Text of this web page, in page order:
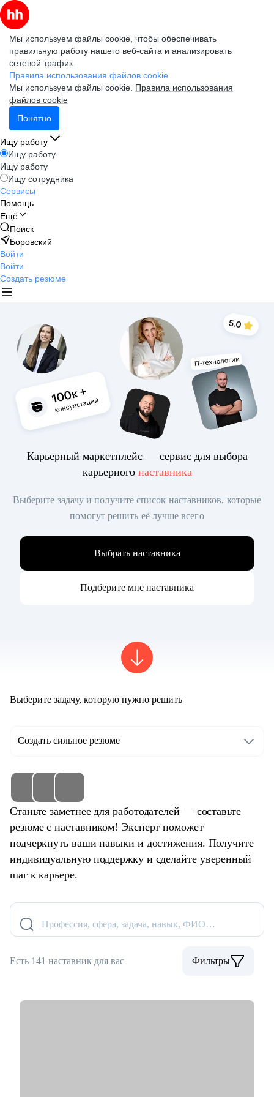
Мы используем файлы cookie, чтобы обеспечивать
правильную работу нашего веб-сайта и анализировать
сетевой трафик.
Правила использования файлов cookie
Мы используем файлы cookie. Правила использования
файлов cookie
Понятно
Ищу работу
Ищу работу
Ищу работу
Ищу сотрудника
Сервисы
Помощь
Ещё
Поиск
Боровский
Войти
Войти
Создать резюме
Карьерный маркетплейс — сервис для выбора
карьерного наставника
Выберите задачу и получите список наставников, которые
помогут решить её лучше всего
Выбрать наставника
Подберите мне наставника
Выберите задачу, которую нужно решить
Создать сильное резюме
Станьте заметнее для работодателей — составьте
резюме с наставником! Эксперт поможет
подчеркнуть ваши навыки и достижения. Получите
индивидуальную поддержку и сделайте уверенный
шаг к карьере.
Профессия, сфера, задача, навык, ФИО…
Есть 141 наставник для вас Фильтры